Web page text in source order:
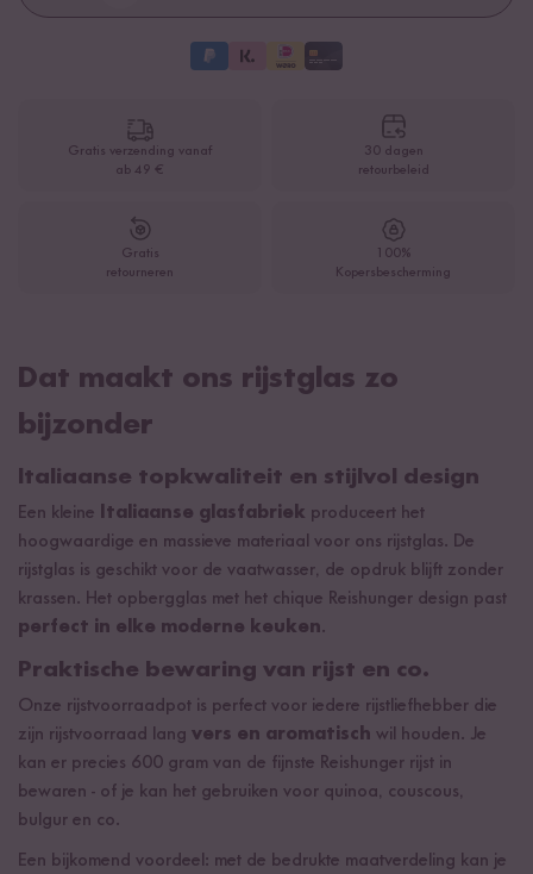
Gratis verzending vanaf
ab 49 €
30 dagen
retourbeleid
Gratis
retourneren
100%
Kopersbescherming
Dat maakt ons rijstglas zo
bijzonder
Italiaanse topkwaliteit en stijlvol design
Een kleine Italiaanse glasfabriek produceert het
hoogwaardige en massieve materiaal voor ons rijstglas. De
rijstglas is geschikt voor de vaatwasser, de opdruk blijft zonder
krassen. Het opbergglas met het chique Reishunger design past
perfect in elke moderne keuken.
Praktische bewaring van rijst en co.
Onze rijstvoorraadpot is perfect voor iedere rijstliefhebber die
zijn rijstvoorraad lang vers en aromatisch wil houden. Je
kan er precies 600 gram van de fijnste Reishunger rijst in
bewaren - of je kan het gebruiken voor quinoa, couscous,
bulgur en co.
Een bijkomend voordeel: met de bedrukte maatverdeling kan je